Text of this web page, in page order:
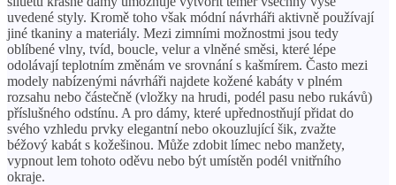
uvedené styly. Kromě toho však módní návrháři aktivně používají
jiné tkaniny a materiály. Mezi zimními možnostmi jsou tedy
oblíbené vlny, tvíd, boucle, velur a vlněné směsi, které lépe
odolávají teplotním změnám ve srovnání s kašmírem. Často mezi
modely nabízenými návrháři najdete kožené kabáty v plném
rozsahu nebo částečně (vložky na hrudi, podél pasu nebo rukávů)
příslušného odstínu. A pro dámy, které upřednostňují přidat do
svého vzhledu prvky elegantní nebo okouzlující šik, zvažte
béžový kabát s kožešinou. Může zdobit límec nebo manžety,
vypnout lem tohoto oděvu nebo být umístěn podél vnitřního
okraje.